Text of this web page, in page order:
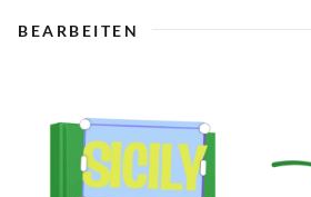
BEARBEITEN